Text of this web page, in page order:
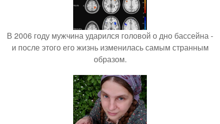
В 2006 году мужчина ударился головой о дно бассейна -
и после этого его жизнь изменилась самым странным
образом.